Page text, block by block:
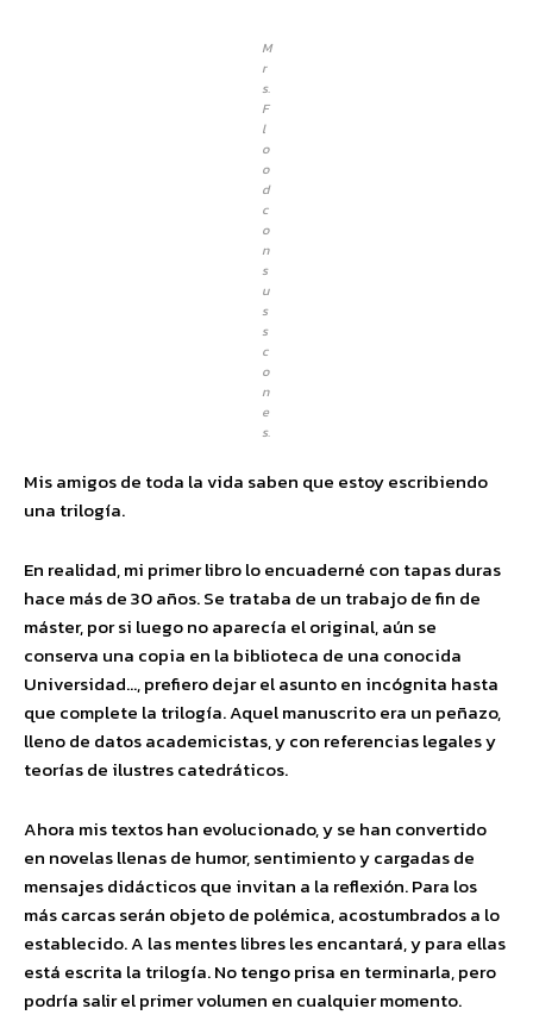
M
r
s.
F
l
o
o
d
c
o
n
s
u
s
s
c
o
n
e
s.
Mis amigos de toda la vida saben que estoy escribiendo
una trilogía.
En realidad, mi primer libro lo encuaderné con tapas duras
hace más de 30 años. Se trataba de un trabajo de fin de
máster, por si luego no aparecía el original, aún se
conserva una copia en la biblioteca de una conocida
Universidad…, prefiero dejar el asunto en incógnita hasta
que complete la trilogía. Aquel manuscrito era un peñazo,
lleno de datos academicistas, y con referencias legales y
teorías de ilustres catedráticos.
Ahora mis textos han evolucionado, y se han convertido
en novelas llenas de humor, sentimiento y cargadas de
mensajes didácticos que invitan a la reflexión. Para los
más carcas serán objeto de polémica, acostumbrados a lo
establecido. A las mentes libres les encantará, y para ellas
está escrita la trilogía. No tengo prisa en terminarla, pero
podría salir el primer volumen en cualquier momento.